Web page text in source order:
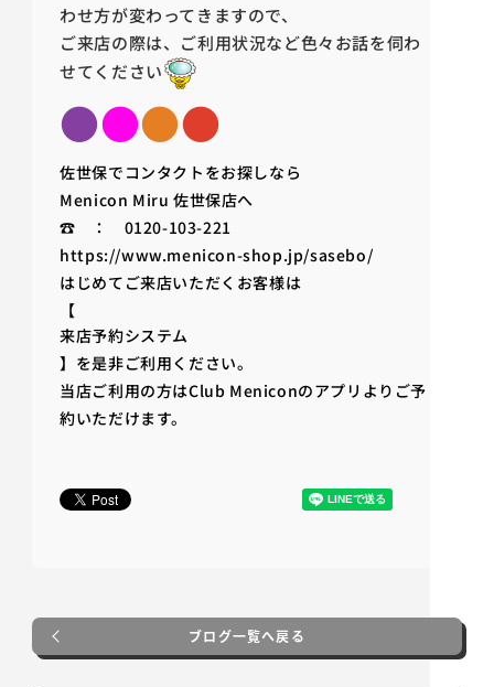
わせ方が変わってきますので、
ご来店の際は、ご利用状況など色々お話を伺わ
せてください
●●●●
佐世保でコンタクトをお探しなら
Menicon Miru 佐世保店へ
☎ ： 0120-103-221
https://www.menicon-shop.jp/sasebo/
はじめてご来店いただくお客様は
【
来店予約システム
】を是非ご利用ください。
当店ご利用の方はClub Meniconのアプリよりご予
約いただけます。
ブログ一覧へ戻る